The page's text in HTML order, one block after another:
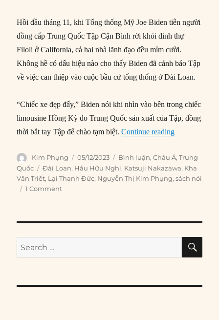
Hồi đầu tháng 11, khi Tổng thống Mỹ Joe Biden tiễn người
đồng cấp Trung Quốc Tập Cận Bình rời khỏi dinh thự
Filoli ở California, cả hai nhà lãnh đạo đều mỉm cười.
Không hề có dấu hiệu nào cho thấy Biden đã cảnh báo Tập
về việc can thiệp vào cuộc bầu cử tổng thống ở Đài Loan.
“Chiếc xe đẹp đấy,” Biden nói khi nhìn vào bên trong chiếc
limousine Hồng Kỳ do Trung Quốc sản xuất của Tập, đồng
thời bắt tay Tập để chào tạm biệt.Continue reading“Kịch tính
Author
Kim Phụng
Posted
on
05/12/2023 Categories
Bình luận,Châu Á,Trung
Quốc
Tags
Đài Loan, Hầu Hữu Nghi, Katsuji Nakazawa, Kha
Văn Triết, Lại Thanh Đức, Nguyễn Thị Kim Phụng,sách nói
1 Comment
Search
for: